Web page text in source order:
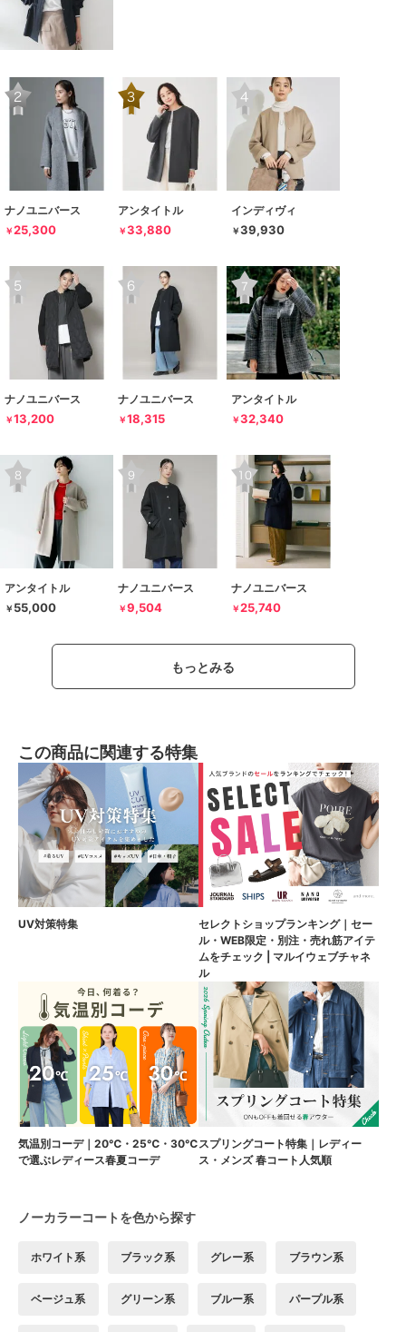
ナノユニバース
￥25,300
アンタイトル
￥33,880
インディヴィ
￥39,930
ナノユニバース
￥13,200
ナノユニバース
￥18,315
アンタイトル
￥32,340
アンタイトル
￥ 55,000
ナノユニバース
￥9,504
ナノユニバース
￥25,740
もっとみる
この商品に関連する特集
UV対策特集
セレクトショップランキング｜セー
ル・WEB限定・別注・売れ筋アイテ
ムをチェック | マルイウェブチャネ
ル
気温別コーデ｜20℃・25℃・30℃
で選ぶレディース春夏コーデ
スプリングコート特集｜レディー
ス・メンズ 春コート人気順
ノーカラーコートを色から探す
ホワイト系 ブラック系 グレー系 ブラウン系
ベージュ系 グリーン系 ブルー系 パープル系